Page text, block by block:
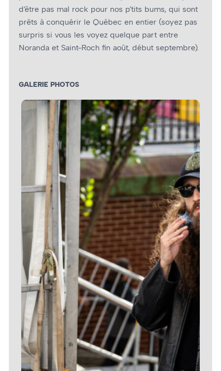
d’être pas mal rock pour nos p’tits bums, qui sont
prêts à conquérir le Québec en entier (soyez pas
surpris si vous les voyez quelque part entre
Noranda et Saint-Roch fin août, début septembre).
GALERIE PHOTOS